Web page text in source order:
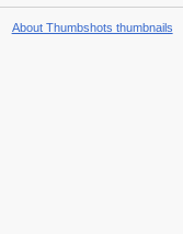
About Thumbshots thumbnails